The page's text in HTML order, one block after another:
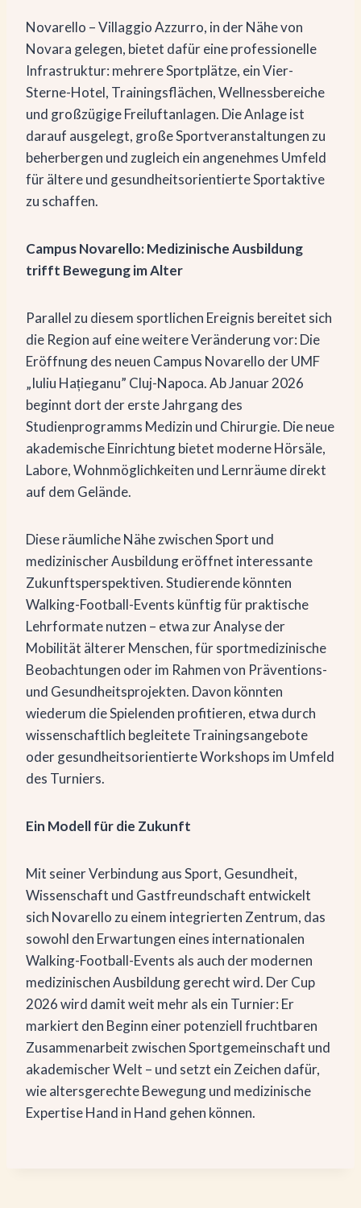
Novarello – Villaggio Azzurro, in der Nähe von
Novara gelegen, bietet dafür eine professionelle
Infrastruktur: mehrere Sportplätze, ein Vier-
Sterne-Hotel, Trainingsflächen, Wellnessbereiche
und großzügige Freiluftanlagen. Die Anlage ist
darauf ausgelegt, große Sportveranstaltungen zu
beherbergen und zugleich ein angenehmes Umfeld
für ältere und gesundheitsorientierte Sportaktive
zu schaffen.
Campus Novarello: Medizinische Ausbildung
trifft Bewegung im Alter
Parallel zu diesem sportlichen Ereignis bereitet sich
die Region auf eine weitere Veränderung vor: Die
Eröffnung des neuen Campus Novarello der UMF
„Iuliu Hațieganu” Cluj-Napoca. Ab Januar 2026
beginnt dort der erste Jahrgang des
Studienprogramms Medizin und Chirurgie. Die neue
akademische Einrichtung bietet moderne Hörsäle,
Labore, Wohnmöglichkeiten und Lernräume direkt
auf dem Gelände.
Diese räumliche Nähe zwischen Sport und
medizinischer Ausbildung eröffnet interessante
Zukunftsperspektiven. Studierende könnten
Walking-Football-Events künftig für praktische
Lehrformate nutzen – etwa zur Analyse der
Mobilität älterer Menschen, für sportmedizinische
Beobachtungen oder im Rahmen von Präventions-
und Gesundheitsprojekten. Davon könnten
wiederum die Spielenden profitieren, etwa durch
wissenschaftlich begleitete Trainingsangebote
oder gesundheitsorientierte Workshops im Umfeld
des Turniers.
Ein Modell für die Zukunft
Mit seiner Verbindung aus Sport, Gesundheit,
Wissenschaft und Gastfreundschaft entwickelt
sich Novarello zu einem integrierten Zentrum, das
sowohl den Erwartungen eines internationalen
Walking-Football-Events als auch der modernen
medizinischen Ausbildung gerecht wird. Der Cup
2026 wird damit weit mehr als ein Turnier: Er
markiert den Beginn einer potenziell fruchtbaren
Zusammenarbeit zwischen Sportgemeinschaft und
akademischer Welt – und setzt ein Zeichen dafür,
wie altersgerechte Bewegung und medizinische
Expertise Hand in Hand gehen können.